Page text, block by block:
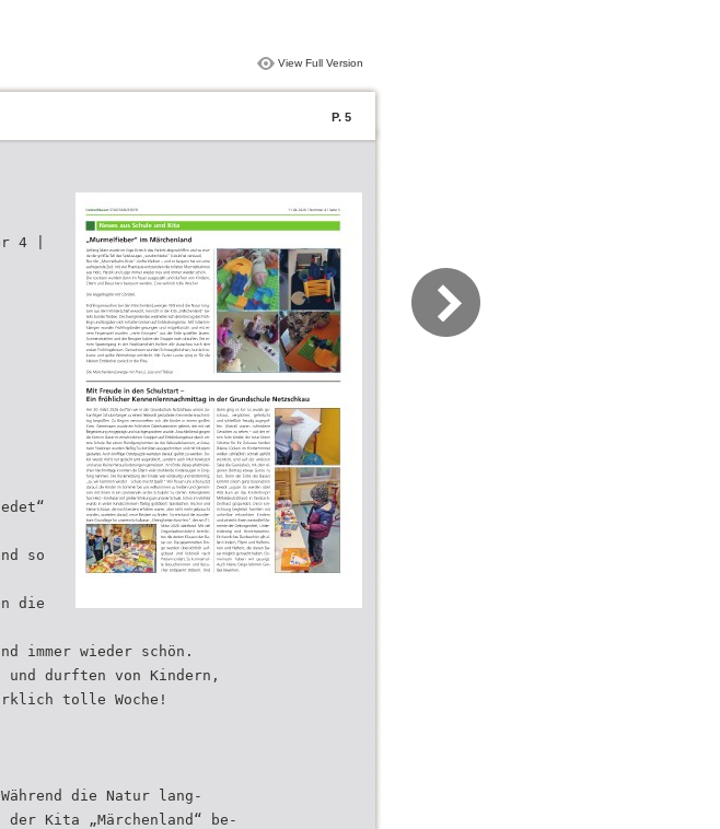
View Full Version
P. 5
4 |
so
die
immer wieder schön.
und durften von Kindern,
tolle Woche!
die Natur lang-
Kita „Märchenland“ be-